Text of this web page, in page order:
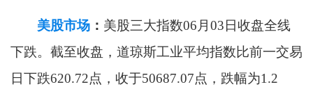
美股市场： 美股三大指数06月03日收盘全线
下跌。截至收盘，道琼斯工业平均指数比前一交易
日下跌620.72点，收于50687.07点，跌幅为1.2